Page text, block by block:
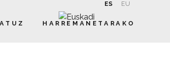
ES EU
HARREMANETARAKO